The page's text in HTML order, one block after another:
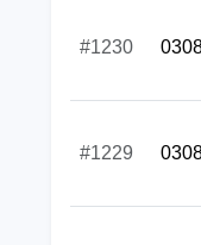
#1230
#1229